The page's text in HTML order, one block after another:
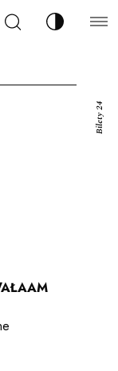
Szukaj Zmień
Bilety 24